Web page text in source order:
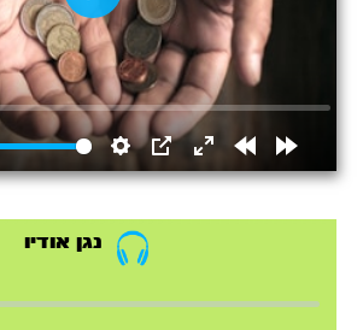
Settings
PIP
EnterRewindForward
Play
נגן אודיו